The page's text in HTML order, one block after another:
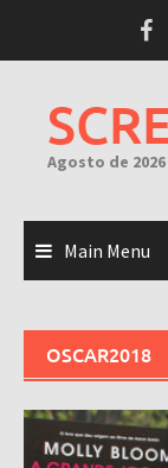
Agosto de
Main Menu
OSCAR2018